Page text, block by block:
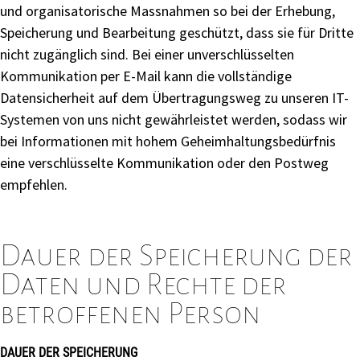
und organisatorische Massnahmen so bei der Erhebung,
Speicherung und Bearbeitung geschützt, dass sie für Dritte
nicht zugänglich sind. Bei einer unverschlüsselten
Kommunikation per E-Mail kann die vollständige
Datensicherheit auf dem Übertragungsweg zu unseren IT-
Systemen von uns nicht gewährleistet werden, sodass wir
bei Informationen mit hohem Geheimhaltungsbedürfnis
eine verschlüsselte Kommunikation oder den Postweg
empfehlen.
Dauer der Speicherung der
Daten und Rechte der
betroffenen Person
DAUER DER SPEICHERUNG